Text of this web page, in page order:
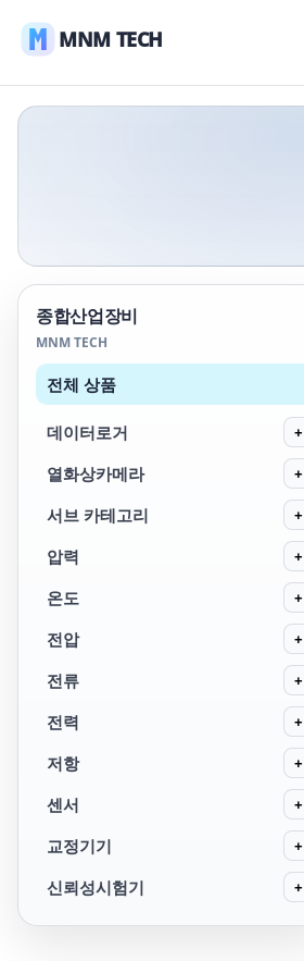
MNM TECH
종합산업장비
MNM TECH
전체 상품
데이터로거 +
열화상카메라 +
서브 카테고리 +
압력 +
온도 +
전압 +
전류 +
전력 +
저항 +
센서 +
교정기기 +
신뢰성시험기 +